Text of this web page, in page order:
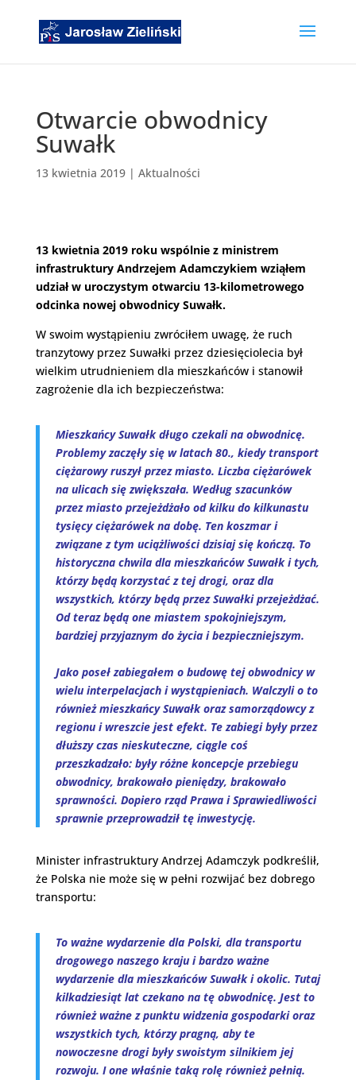
Otwarcie obwodnicy
Suwałk
13 kwietnia 2019| Aktualności
13 kwietnia 2019 roku wspólnie z ministrem
infrastruktury Andrzejem Adamczykiem wziąłem
udział w uroczystym otwarciu 13-kilometrowego
odcinka nowej obwodnicy Suwałk.
W swoim wystąpieniu zwróciłem uwagę, że ruch
tranzytowy przez Suwałki przez dziesięciolecia był
wielkim utrudnieniem dla mieszkańców i stanowił
zagrożenie dla ich bezpieczeństwa:
Mieszkańcy Suwałk długo czekali na obwodnicę.
Problemy zaczęły się w latach 80., kiedy transport
ciężarowy ruszył przez miasto. Liczba ciężarówek
na ulicach się zwiększała. Według szacunków
przez miasto przejeżdżało od kilku do kilkunastu
tysięcy ciężarówek na dobę. Ten koszmar i
związane z tym uciążliwości dzisiaj się kończą. To
historyczna chwila dla mieszkańców Suwałk i tych,
którzy będą korzystać z tej drogi, oraz dla
wszystkich, którzy będą przez Suwałki przejeżdżać.
Od teraz będą one miastem spokojniejszym,
bardziej przyjaznym do życia i bezpieczniejszym.
Jako poseł zabiegałem o budowę tej obwodnicy w
wielu interpelacjach i wystąpieniach. Walczyli o to
również mieszkańcy Suwałk oraz samorządowcy z
regionu i wreszcie jest efekt. Te zabiegi były przez
dłuższy czas nieskuteczne, ciągle coś
przeszkadzało: były różne koncepcje przebiegu
obwodnicy, brakowało pieniędzy, brakowało
sprawności. Dopiero rząd Prawa i Sprawiedliwości
sprawnie przeprowadził tę inwestycję.
Minister infrastruktury Andrzej Adamczyk podkreślił,
że Polska nie może się w pełni rozwijać bez dobrego
transportu:
To ważne wydarzenie dla Polski, dla transportu
drogowego naszego kraju i bardzo ważne
wydarzenie dla mieszkańców Suwałk i okolic. Tutaj
kilkadziesiąt lat czekano na tę obwodnicę. Jest to
również ważne z punktu widzenia gospodarki oraz
wszystkich tych, którzy pragną, aby te
nowoczesne drogi były swoistym silnikiem jej
rozwoju. I one właśnie taką rolę również pełnią.